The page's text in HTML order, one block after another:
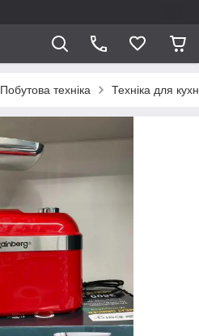
Побутова техніка Техніка для